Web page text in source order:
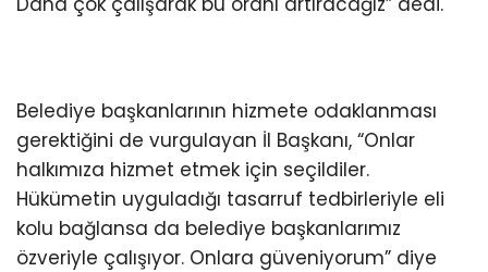
Belediye başkanlarının hizmete odaklanması
gerektiğini de vurgulayan İl Başkanı, “Onlar
halkımıza hizmet etmek için seçildiler.
Hükümetin uyguladığı tasarruf tedbirleriyle eli
kolu bağlansa da belediye başkanlarımız
özveriyle çalışıyor. Onlara güveniyorum” diye